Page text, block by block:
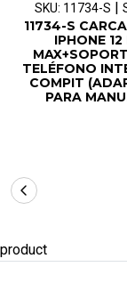
SKU: 11734-S
11734-S
IPHONE 12
TELÉFONO
COMPIT
PARA
product